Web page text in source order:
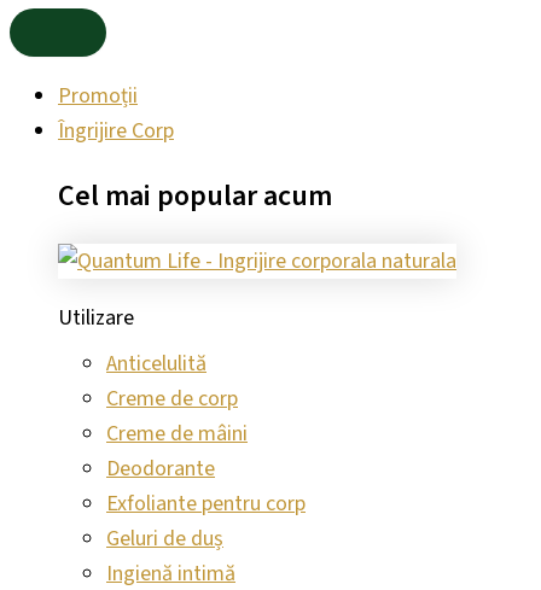
Promoții
Îngrijire Corp
Cel mai popularacum
Utilizare
Anticelulită
Creme de corp
Creme de mâini
Deodorante
Exfoliante pentru corp
Geluri de duș
Ingienă intimă